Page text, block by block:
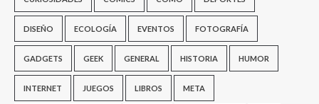
DISEÑO ECOLOGÍA EVENTOS FOTOGRAFÍA
GADGETS GEEK GENERAL HISTORIA HUMOR
INTERNET JUEGOS LIBROS META